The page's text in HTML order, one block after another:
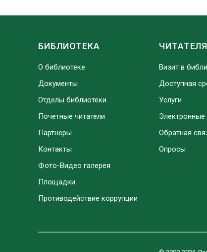
БИБЛИОТЕКА
О библиотеке
Документы
Отделы библиотеки
Почетные читатели
Партнеры
Контакты
Фото-Видео галерея
Площадки
Противодействие коррупции
Визит в
Доступная
Услуги
Электронные
Обратная
Опросы